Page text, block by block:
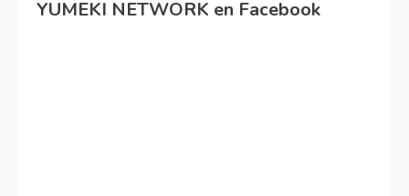
YUMEKI NETWORK en Facebook